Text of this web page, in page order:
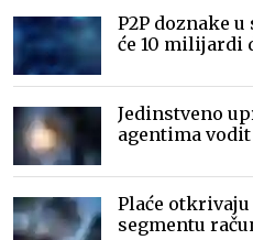
P2P doznake
će 10 milijardi
Jedinstveno
agentima vodit
Plaće
segmentu